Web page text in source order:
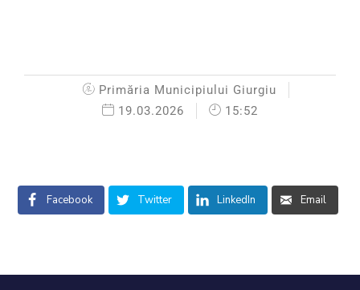
Primăria Municipiului Giurgiu
19.03.2026
15:52
Facebook Twitter LinkedIn Email